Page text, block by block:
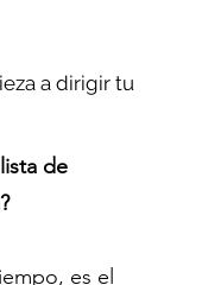
a dirigir tu
de
es el